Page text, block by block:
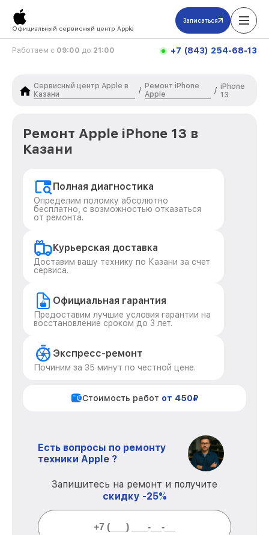
Официальный сервисный центр Apple
Записаться
Работаем с 09:00 до 21:00 +7 (843) 254-68-13
Сервисный центр Apple в
Казани
/
Ремонт iPhone
Apple
/ iPhone
13
Ремонт Apple iPhone 13 в
Казани
Полная диагностика
Определим поломку абсолютно
бесплатно, с возможностью отказаться
от ремонта.
Курьерская доставка
Доставим вашу технику по Казани за счет
сервиса.
Официальная гарантия
Предоставим лучшие условия гарантии на
восстановление сроком до 3 лет.
Экспресс-ремонт
Починим за 35 минут по честной цене.
Стоимость работ от 450₽
Есть вопросы по ремонту
техники Apple ?
Запишитесь на ремонт и получите
скидку -25%